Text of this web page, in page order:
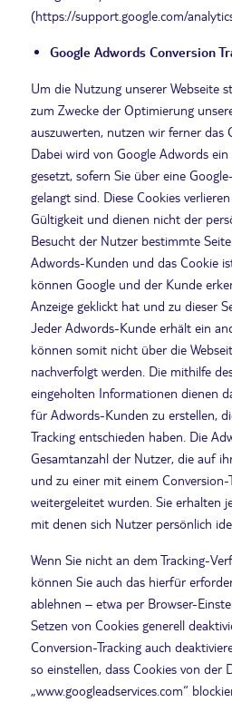
(https://support.google.com/
Google Adwords Conversion
Um die Nutzung unserer Webseite
zum Zwecke der Optimierung
auszuwerten, nutzen wir ferner das
Dabei wird von Google Adwords
gesetzt, sofern Sie über eine
gelangt sind. Diese Cookies
Gültigkeit und dienen nicht der
Besucht der Nutzer bestimmte
Adwords-Kunden und das Cookie
können Google und der Kunde
Anzeige geklickt hat und zu dieser
Jeder Adwords-Kunde erhält ein
können somit nicht über die
nachverfolgt werden. Die mithilfe
eingeholten Informationen dienen
für Adwords-Kunden zu erstellen,
Tracking entschieden haben. Die
Gesamtanzahl der Nutzer, die auf
und zu einer mit einem Conversion-
weitergeleitet wurden. Sie erhalten
mit denen sich Nutzer persönlich
Wenn Sie nicht an dem Tracking-
können Sie auch das hierfür
ablehnen – etwa per Browser-
Setzen von Cookies generell
Conversion-Tracking auch
so einstellen, dass Cookies von der
„www.googleadservices.com“